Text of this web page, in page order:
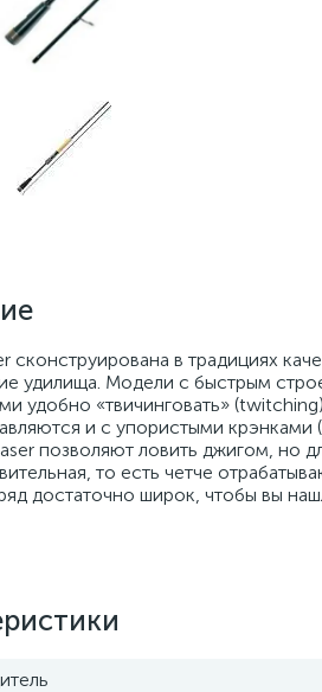
сконструирована в традициях
удилища. Модели с быстрым
удобно «твичинговать»
и с упористыми
позволяют ловить джигом, но
то есть четче
достаточно широк, чтобы вы